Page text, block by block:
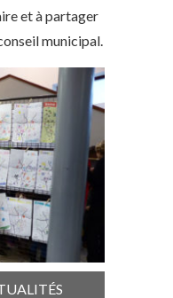
et à partager
municipal.